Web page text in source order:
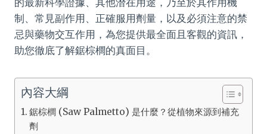
制、常見副作用、正確服用劑量，以及必須注意的禁
忌與藥物交互作用，為您提供最全面且客觀的資訊，
助您徹底了解鋸棕櫚的真面目。
內容大綱
鋸棕櫚 (Saw Palmetto) 是什麼？從植物來源到補充
劑